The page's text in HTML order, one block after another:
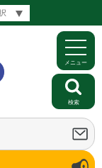
メニュー
検索